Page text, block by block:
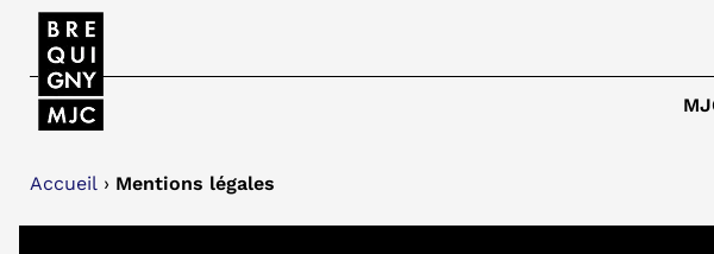
Accueil › Mentions légales